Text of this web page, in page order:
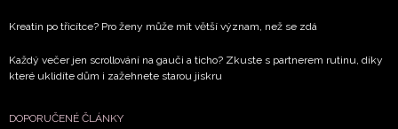
Kreatin po třicítce? Pro ženy může mít větší význam, než se zdá
Každý večer jen scrollování na gauči a ticho? Zkuste s partnerem rutinu, díky
které uklidíte dům i zažehnete starou jiskru
DOPORUČENÉ ČLÁNKY